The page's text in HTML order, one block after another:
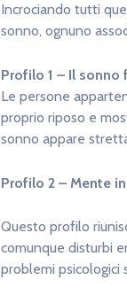
Incrociando tutti
sonno, ognuno
Profilo 1 – Il sonno
Le persone
proprio riposo e
sonno appare
Profilo 2 – Mente
Questo profilo
comunque disturbi
problemi psicologici